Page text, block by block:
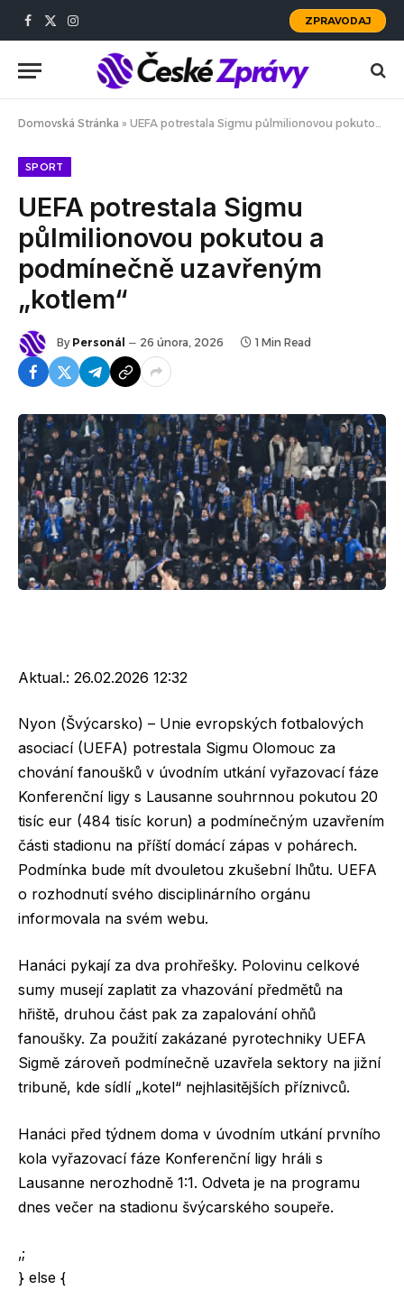
Facebook
X
Instagram
ZPRAVODAJ
Domovská Stránka » UEFA potrestala Sigmu půlmilionovou pokutou a podmínečně uzavřeným „kotlem“
SPORT
UEFA potrestala Sigmu
půlmilionovou pokutou a
podmínečně uzavřeným
„kotlem“
By Personál 26 února, 2026 1 Min Read
Aktual.: 26.02.2026 12:32
Nyon (Švýcarsko) – Unie evropských fotbalových
asociací (UEFA) potrestala Sigmu Olomouc za
chování fanoušků v úvodním utkání vyřazovací fáze
Konferenční ligy s Lausanne souhrnnou pokutou 20
tisíc eur (484 tisíc korun) a podmínečným uzavřením
části stadionu na příští domácí zápas v pohárech.
Podmínka bude mít dvouletou zkušební lhůtu. UEFA
o rozhodnutí svého disciplinárního orgánu
informovala na svém webu.
Hanáci pykají za dva prohřešky. Polovinu celkové
sumy musejí zaplatit za vhazování předmětů na
hřiště, druhou část pak za zapalování ohňů
fanoušky. Za použití zakázané pyrotechniky UEFA
Sigmě zároveň podmínečně uzavřela sektory na jižní
tribuně, kde sídlí „kotel“ nejhlasitějších příznivců.
Hanáci před týdnem doma v úvodním utkání prvního
kola vyřazovací fáze Konferenční ligy hráli s
Lausanne nerozhodně 1:1. Odveta je na programu
dnes večer na stadionu švýcarského soupeře.
‚;
} else {